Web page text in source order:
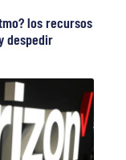
los recursos
despedir